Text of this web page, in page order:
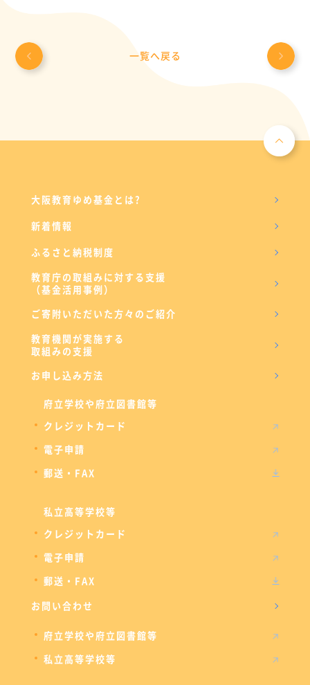
一覧へ戻る
大阪教育ゆめ基金とは?
新着情報
ふるさと納税制度
教育庁の取組みに対する支援
（基金活用事例）
ご寄附いただいた方々のご紹介
教育機関が実施する
取組みの支援
お申し込み方法
府立学校や府立図書館等
クレジットカード
電子申請
郵送・FAX
私立高等学校等
クレジットカード
電子申請
郵送・FAX
お問い合わせ
府立学校や府立図書館等
私立高等学校等